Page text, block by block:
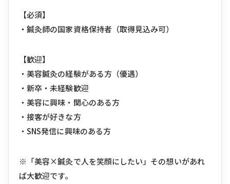
【必須】
・鍼灸師の国家資格保持者（取得見込み可）
【歓迎】
・美容鍼灸の経験がある方（優遇）
・新卒・未経験歓迎
・美容に興味・関心のある方
・接客が好きな方
・SNS発信に興味のある方
※「美容×鍼灸で人を笑顔にしたい」その想いがあれ
ば大歓迎です。